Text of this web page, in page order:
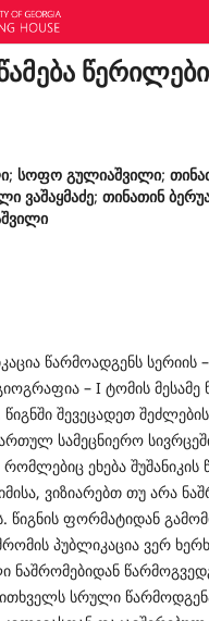
; სოფო გულიაშვილი;
ვაშაყმაძე; თინათინ
წარმოადგენს სერიის
– I ტომის მესამე
შევეცადეთ
სამეცნიერო
ეხება შუშანიკის
ვიზიარებთ თუ არა
წიგნის ფორმატიდან
პუბლიკაცია ვერ
ნაშრომებიდან
სრული